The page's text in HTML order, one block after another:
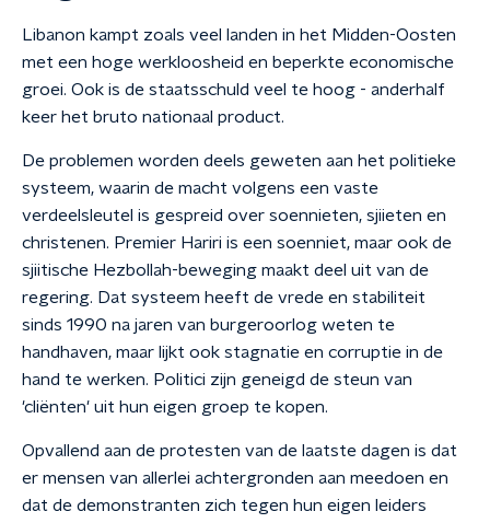
Libanon kampt zoals veel landen in het Midden-Oosten
met een hoge werkloosheid en beperkte economische
groei. Ook is de staatsschuld veel te hoog - anderhalf
keer het bruto nationaal product.
De problemen worden deels geweten aan het politieke
systeem, waarin de macht volgens een vaste
verdeelsleutel is gespreid over soennieten, sjiieten en
christenen. Premier Hariri is een soenniet, maar ook de
sjiitische Hezbollah-beweging maakt deel uit van de
regering. Dat systeem heeft de vrede en stabiliteit
sinds 1990 na jaren van burgeroorlog weten te
handhaven, maar lijkt ook stagnatie en corruptie in de
hand te werken. Politici zijn geneigd de steun van
'cliënten' uit hun eigen groep te kopen.
Opvallend aan de protesten van de laatste dagen is dat
er mensen van allerlei achtergronden aan meedoen en
dat de demonstranten zich tegen hun eigen leiders